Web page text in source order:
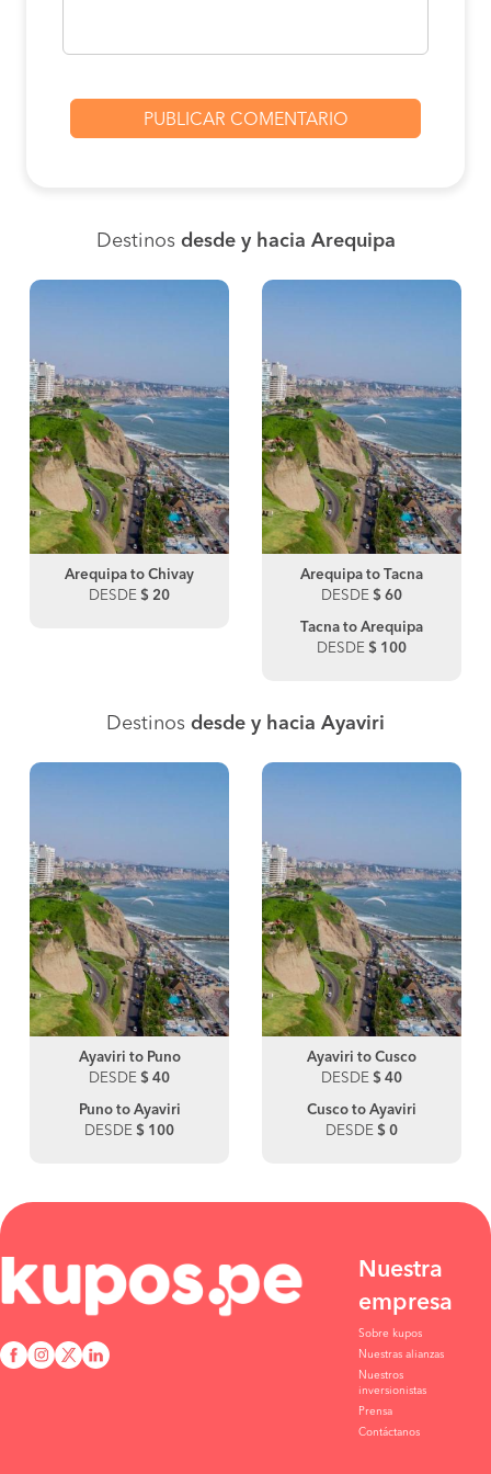
Destinos desde y hacia Arequipa
Arequipa to Chivay
DESDE $ 20
Arequipa to Tacna
DESDE $ 60
Tacna to Arequipa
DESDE $ 100
Destinos desde y hacia Ayaviri
Ayaviri to Puno
DESDE $ 40
Puno to Ayaviri
DESDE $ 100
Ayaviri to Cusco
DESDE $ 40
Cusco to Ayaviri
DESDE $ 0
Nuestra
empresa
Sobre kupos
Nuestras alianzas
Nuestros
inversionistas
Prensa
Contáctanos